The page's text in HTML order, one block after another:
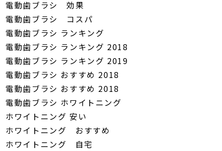
電動歯ブラシ 効果
電動歯ブラシ コスパ
電動歯ブラシ ランキング
電動歯ブラシ ランキング 2018
電動歯ブラシ ランキング 2019
電動歯ブラシ おすすめ 2018
電動歯ブラシ おすすめ 2018
電動歯ブラシ ホワイトニング
ホワイトニング 安い
ホワイトニング おすすめ
ホワイトニング 自宅